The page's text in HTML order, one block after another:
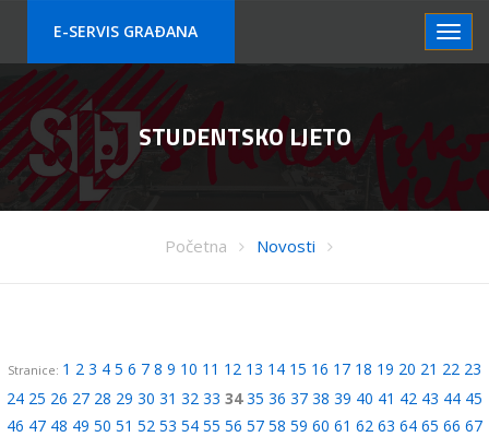
E-SERVIS GRAÐANA
STUDENTSKO LJETO
Početna Novosti
Stranice: 1 2 3 4 5 6 7 8 9 10 11 12 13 14 15 16 17 18 19 20 21 22 23
24 25 26 27 28 29 30 31 32 33 34 35 36 37 38 39 40 41 42 43 44 45
46 47 48 49 50 51 52 53 54 55 56 57 58 59 60 61 62 63 64 65 66 67